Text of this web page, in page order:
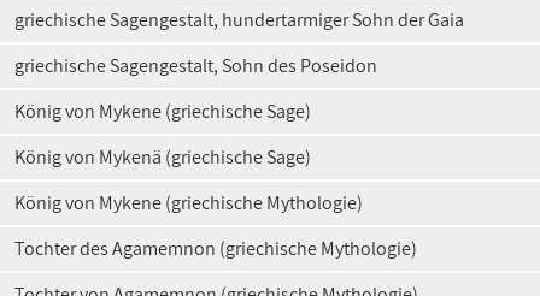
griechische Sagengestalt, hundertarmiger Sohn der Gaia
griechische Sagengestalt, Sohn des Poseidon
König von Mykene (griechische Sage)
König von Mykenä (griechische Sage)
König von Mykene (griechische Mythologie)
Tochter des Agamemnon (griechische Mythologie)